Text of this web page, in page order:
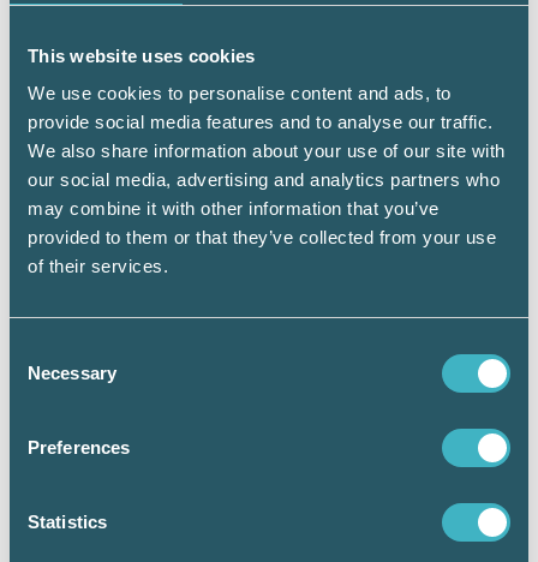
This website uses cookies
We use cookies to personalise content and ads, to
provide social media features and to analyse our traffic.
We also share information about your use of our site with
our social media, advertising and analytics partners who
may combine it with other information that you’ve
provided to them or that they’ve collected from your use
of their services.
Selection
Necessary
Preferences
Statistics
sedan ge ett korrekt svar vid nästa kurspass.
Det blir också kul kunskapsdelning när någon
av deltagarna tar upp konkreta problem utifrån
sin verksamhet där en gruppdiskussion ofta
kan bidra till lösningen på problemet. Jag
skulle definitivt säga att innehållet och lärarna
motsvarar de förväntningar som alla hade på
årets Nyhetsvecka. Jag har det nämligen svart
på vitt, via kursutvärderingarna.
jag skulle ljuga om jag inte berättade att jag
till och med några sena avbokningar efter IS
efterhand kan vi konstatera att Jordanien var
ett fantastiskt land och att vi, längst i söder,
grannstaterna över huvud taget. Många hade
faktiskt valt resan just för att den var förlagd